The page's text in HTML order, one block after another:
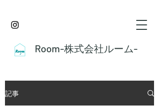
Room-株式会社ルーム-
記事